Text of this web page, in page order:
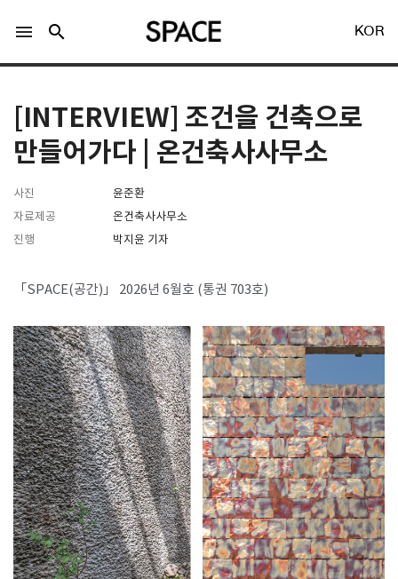
Naver 로그인
SPACE 소개
공지사항
기사문의
광고문의
Contact
menu search KOR
[INTERVIEW] 조건을 건축으로
만들어가다 | 온건축사사무소
사진
윤준환
자료제공
온건축사사무소
진행
박지윤 기자
「SPACE(공간)」 2026년 6월호 (통권 703호)